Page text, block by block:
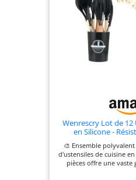
Wenrescry Lot de 12
en Silicone -
Support de
🎨 Ensemble
d'ustensiles de cuisine
pièces offre une vaste